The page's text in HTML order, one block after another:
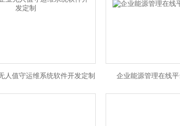
人值守运维系统软件开发定制 企业能源管理在线